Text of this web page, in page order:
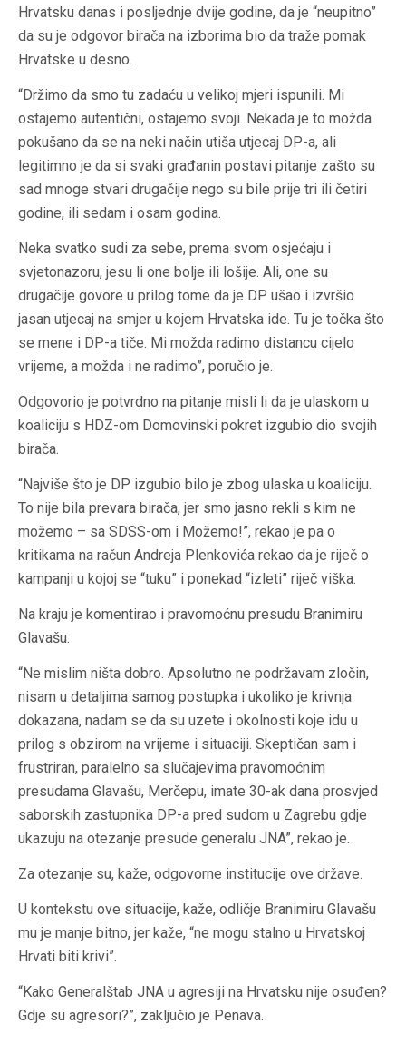
Hrvatsku danas i posljednje dvije godine, da je “neupitno”
da su je odgovor birača na izborima bio da traže pomak
Hrvatske u desno.
“Držimo da smo tu zadaću u velikoj mjeri ispunili. Mi
ostajemo autentični, ostajemo svoji. Nekada je to možda
pokušano da se na neki način utiša utjecaj DP-a, ali
legitimno je da si svaki građanin postavi pitanje zašto su
sad mnoge stvari drugačije nego su bile prije tri ili četiri
godine, ili sedam i osam godina.
Neka svatko sudi za sebe, prema svom osjećaju i
svjetonazoru, jesu li one bolje ili lošije. Ali, one su
drugačije govore u prilog tome da je DP ušao i izvršio
jasan utjecaj na smjer u kojem Hrvatska ide. Tu je točka što
se mene i DP-a tiče. Mi možda radimo distancu cijelo
vrijeme, a možda i ne radimo”, poručio je.
Odgovorio je potvrdno na pitanje misli li da je ulaskom u
koaliciju s HDZ-om Domovinski pokret izgubio dio svojih
birača.
“Najviše što je DP izgubio bilo je zbog ulaska u koaliciju.
To nije bila prevara birača, jer smo jasno rekli s kim ne
možemo – sa SDSS-om i Možemo!”, rekao je pa o
kritikama na račun Andreja Plenkovića rekao da je riječ o
kampanji u kojoj se “tuku” i ponekad “izleti” riječ viška.
Na kraju je komentirao i pravomoćnu presudu Branimiru
Glavašu.
“Ne mislim ništa dobro. Apsolutno ne podržavam zločin,
nisam u detaljima samog postupka i ukoliko je krivnja
dokazana, nadam se da su uzete i okolnosti koje idu u
prilog s obzirom na vrijeme i situaciji. Skeptičan sam i
frustriran, paralelno sa slučajevima pravomoćnim
presudama Glavašu, Merčepu, imate 30-ak dana prosvjed
saborskih zastupnika DP-a pred sudom u Zagrebu gdje
ukazuju na otezanje presude generalu JNA”, rekao je.
Za otezanje su, kaže, odgovorne institucije ove države.
U kontekstu ove situacije, kaže, odličje Branimiru Glavašu
mu je manje bitno, jer kaže, “ne mogu stalno u Hrvatskoj
Hrvati biti krivi”.
“Kako Generalštab JNA u agresiji na Hrvatsku nije osuđen?
Gdje su agresori?”, zaključio je Penava.